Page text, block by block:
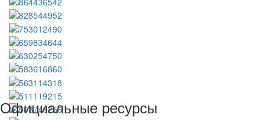
Официальные ресурсы